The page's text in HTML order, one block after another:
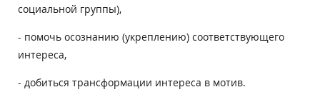
социальной группы),
- помочь осознанию (укреплению) соответствующего
интереса,
- добиться трансформации интереса в мотив.